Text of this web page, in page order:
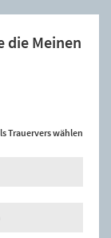
die Meinen
Trauervers wählen